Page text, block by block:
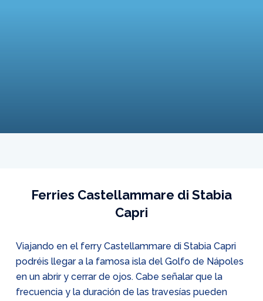
Ferries Castellammare di Stabia
Capri
Viajando en el ferry Castellammare di Stabia Capri
podréis llegar a la famosa isla del Golfo de Nápoles
en un abrir y cerrar de ojos. Cabe señalar que la
frecuencia y la duración de las travesías pueden